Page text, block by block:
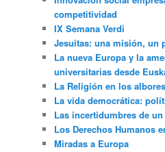
competitividad
IX Semana Verdi
Jesuitas: una misión, un
La nueva Europa y la
universitarias desde
La Religión en los
La vida democrática:
Las incertidumbres de
Los Derechos Humanos
Miradas a Europa